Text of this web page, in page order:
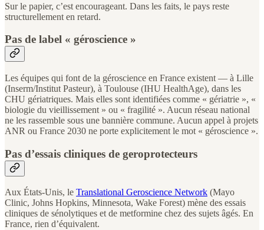
Sur le papier, c’est encourageant. Dans les faits, le pays reste
structurellement en retard.
Pas de label « géroscience »
Les équipes qui font de la géroscience en France existent — à Lille
(Inserm/Institut Pasteur), à Toulouse (IHU HealthAge), dans les
CHU gériatriques. Mais elles sont identifiées comme « gériatrie », «
biologie du vieillissement » ou « fragilité ». Aucun réseau national
ne les rassemble sous une bannière commune. Aucun appel à projets
ANR ou France 2030 ne porte explicitement le mot « géroscience ».
Pas d’essais cliniques de geroprotecteurs
Aux États-Unis, le Translational Geroscience Network (Mayo
Clinic, Johns Hopkins, Minnesota, Wake Forest) mène des essais
cliniques de sénolytiques et de metformine chez des sujets âgés. En
France, rien d’équivalent.